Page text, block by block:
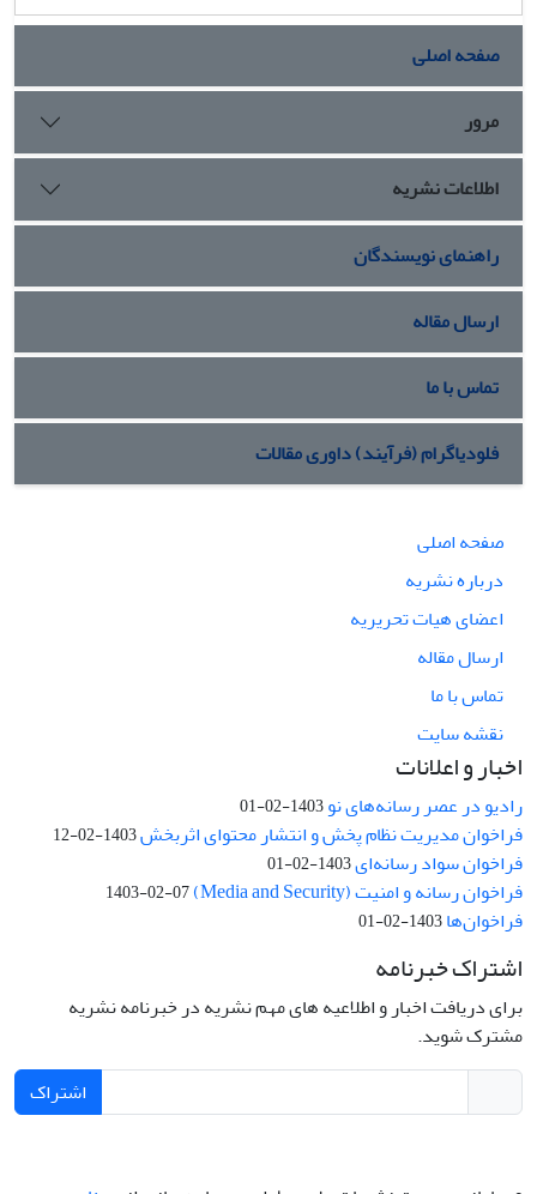
صفحه اصلی
مرور
اطلاعات نشریه
راهنمای نویسندگان
ارسال مقاله
تماس با ما
فلودیاگرام (فرآیند) داوری مقالات
صفحه اصلی
درباره نشریه
اعضای هیات تحریریه
ارسال مقاله
تماس با ما
نقشه سایت
اخبار و اعلانات
رادیو در عصر رسانه‌های نو1403-02-01
فراخوان مدیریت نظام پخش و انتشار محتوای اثربخش1403-02-12
فراخوان سواد رسانه‌ای1403-02-01
فراخوان رسانه و امنیت (Media and Security) 1403-02-07
فراخوان‌ها1403-02-01
اشتراک خبرنامه
برای دریافت اخبار و اطلاعیه های مهم نشریه در خبرنامه نشریه
مشترک شوید.
اشتراک